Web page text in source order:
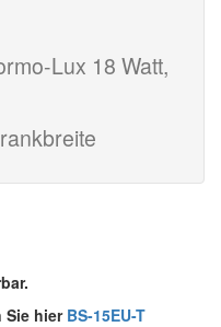
Lux 18 Watt,
Sie hier BS-15EU-T